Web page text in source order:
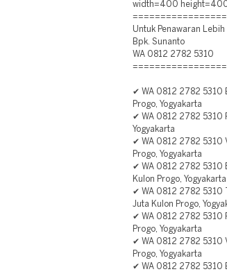
width=400
Untuk Penawaran
Bpk. Sunanto
WA 0812 2782 5310
✔ WA 0812 2782 5310
Progo, Yogyakarta
✔ WA 0812 2782 5310
Yogyakarta
✔ WA 0812 2782 5310
Progo, Yogyakarta
✔ WA 0812 2782 5310
Kulon Progo, Yogyakarta
✔ WA 0812 2782 5310
Juta Kulon Progo,
✔ WA 0812 2782 5310
Progo, Yogyakarta
✔ WA 0812 2782 5310
Progo, Yogyakarta
✔ WA 0812 2782 5310